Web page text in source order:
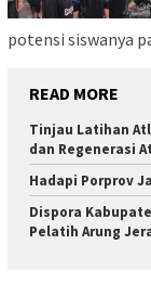
potensi siswanya
READ MORE
Tinjau Latihan
dan Regenerasi
Hadapi Porprov
Dispora
Pelatih Arung